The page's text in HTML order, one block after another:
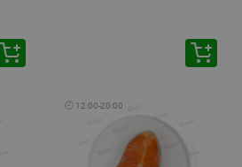
🕘 12:00-20:00